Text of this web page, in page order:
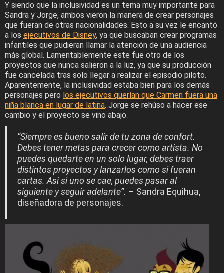
Y siendo que la inclusividad es un tema muy importante para
Sandra y Jorge, ambos vieron la manera de crear personajes
que fueran de otras nacionalidades. Esto a su vez le encantó
a los ejecutivos de Disney, ya que buscaban crear programas
infantiles que pudieran llamar la atención de una audiencia
más global. Lamentablemente este fue otro de los
proyectos que nunca salieron a la luz, ya que su producción
fue cancelada tras solo llegar a realizar el episodio piloto.
Aparentemente, la inclusividad estaba bien para los demás
personajes pero los ejecutivos querían que Carmen fuera una
niña blanca en lugar de latina. Jorge se rehúso a hacer ese
cambio y el proyecto se vino abajo.
“Siempre es bueno salir de tu zona de confort.
Debes tener metas para crecer como artista. No
puedes quedarte en un solo lugar, debes traer
distintos proyectos y lanzarlos como si fueran
cartas. Así si uno se cae, puedes pasar al
siguiente y seguir adelante”. – Sandra Equihua,
diseñadora de personajes.